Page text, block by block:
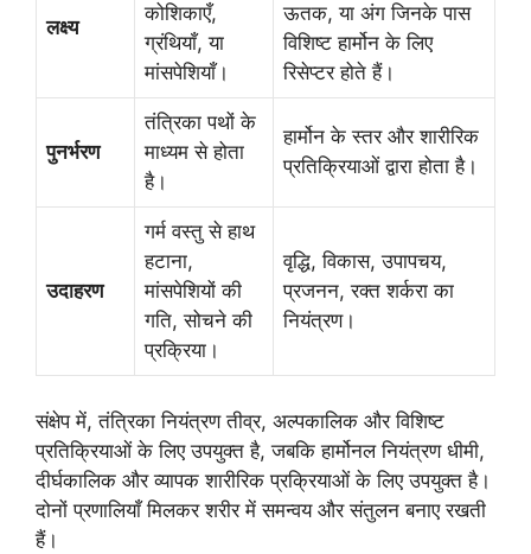
लक्ष्य
कोशिकाएँ,
ग्रंथियाँ, या
मांसपेशियाँ।
ऊतक, या अंग जिनके पास
विशिष्ट हार्मोन के लिए
रिसेप्टर होते हैं।
पुनर्भरण
तंत्रिका पथों के
माध्यम से होता
है।
हार्मोन के स्तर और शारीरिक
प्रतिक्रियाओं द्वारा होता है।
उदाहरण
गर्म वस्तु से हाथ
हटाना,
मांसपेशियों की
गति, सोचने की
प्रक्रिया।
वृद्धि, विकास, उपापचय,
प्रजनन, रक्त शर्करा का
नियंत्रण।
संक्षेप में, तंत्रिका नियंत्रण तीव्र, अल्पकालिक और विशिष्ट
प्रतिक्रियाओं के लिए उपयुक्त है, जबकि हार्मोनल नियंत्रण धीमी,
दीर्घकालिक और व्यापक शारीरिक प्रक्रियाओं के लिए उपयुक्त है।
दोनों प्रणालियाँ मिलकर शरीर में समन्वय और संतुलन बनाए रखती
हैं।